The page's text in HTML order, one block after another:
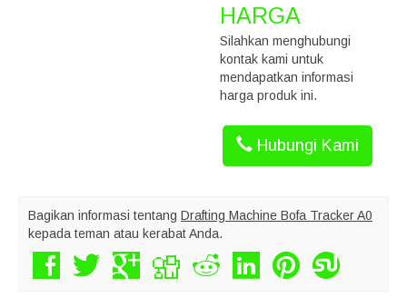
HARGA
Silahkan menghubungi
kontak kami untuk
mendapatkan informasi
harga produk ini.
Hubungi Kami
Bagikan informasi tentang Drafting Machine Bofa Tracker A0
kepada teman atau kerabat Anda.